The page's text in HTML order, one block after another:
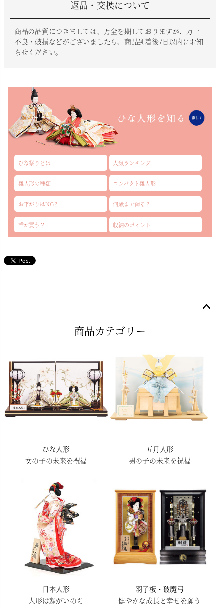
返品・交換について
商品の品質につきましては、万全を期しておりますが、万一
不良・破損などがございましたら、商品到着後7日以内にお知
らせください。
ひな祭りとは 人気ランキング
雛人形の種類 コンパクト雛人形
お下がりはNG？ 何歳まで飾る？
誰が買う？ 収納のポイント
商品カテゴリー
ひな人形
女の子の未来を祝福
五月人形
男の子の未来を祝福
日本人形
人形は顔がいのち
羽子板・破魔弓
健やかな成長と幸せを願う